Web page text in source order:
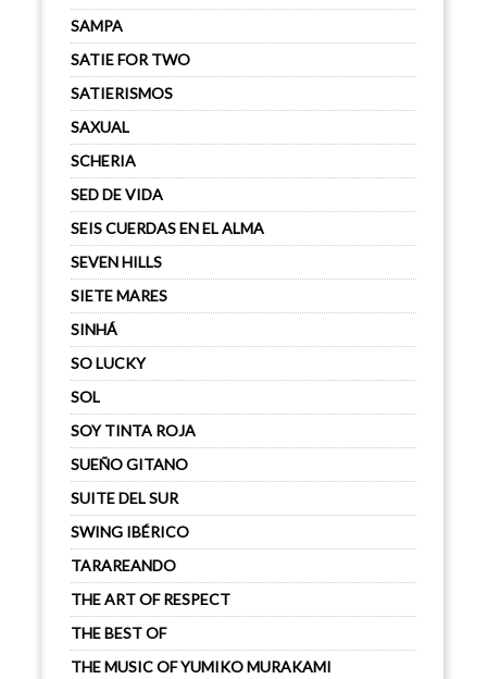
SAMPA
SATIE FOR TWO
SATIERISMOS
SAXUAL
SCHERIA
SED DE VIDA
SEIS CUERDAS EN EL ALMA
SEVEN HILLS
SIETE MARES
SINHÁ
SO LUCKY
SOL
SOY TINTA ROJA
SUEÑO GITANO
SUITE DEL SUR
SWING IBÉRICO
TARAREANDO
THE ART OF RESPECT
THE BEST OF
THE MUSIC OF YUMIKO MURAKAMI